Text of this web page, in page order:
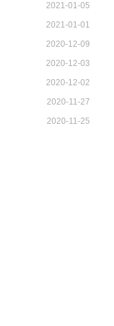
2021-01-05
2021-01-01
2020-12-09
2020-12-03
2020-12-02
2020-11-27
2020-11-25